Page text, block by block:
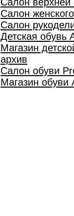
Салон
Салон
Детская обувь
Магазин
архив
Салон обуви
Магазин